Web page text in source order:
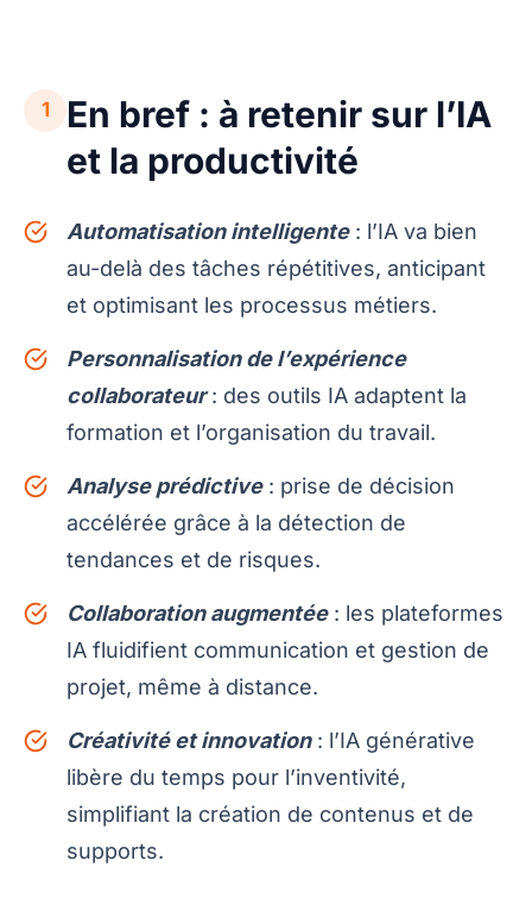
1
En bref : à retenir sur l’IA
et la productivité
Automatisation intelligente: l’IA va bien
au-delà des tâches répétitives, anticipant
et optimisant les processus métiers.
Personnalisation de l’expérience
collaborateur: des outils IA adaptent la
formation et l’organisation du travail.
Analyse prédictive: prise de décision
accélérée grâce à la détection de
tendances et de risques.
Collaboration augmentée: les plateformes
IA fluidifient communication et gestion de
projet, même à distance.
Créativité et innovation: l’IA générative
libère du temps pour l’inventivité,
simplifiant la création de contenus et de
supports.